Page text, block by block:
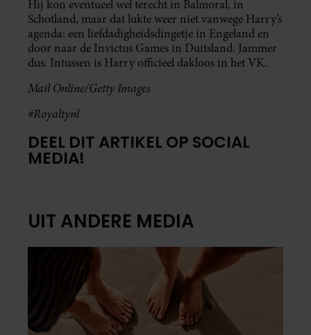
Hij kon eventueel wel terecht in Balmoral, in
Schotland, maar dat lukte weer niet vanwege Harry’s
agenda: een liefdadigheidsdingetje in Engeland en
door naar de Invictus Games in Duitsland. Jammer
dus. Intussen is Harry officieel dakloos in het VK.
Mail Online/Getty Images
#Royaltynl
DEEL DIT ARTIKEL OP SOCIAL
MEDIA!
UIT ANDERE MEDIA